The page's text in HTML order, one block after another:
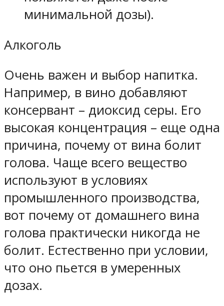
минимальной дозы).
Алкоголь
Очень важен и выбор напитка.
Например, в вино добавляют
консервант – диоксид серы. Его
высокая концентрация – еще одна
причина, почему от вина болит
голова. Чаще всего вещество
используют в условиях
промышленного производства,
вот почему от домашнего вина
голова практически никогда не
болит. Естественно при условии,
что оно пьется в умеренных
дозах.